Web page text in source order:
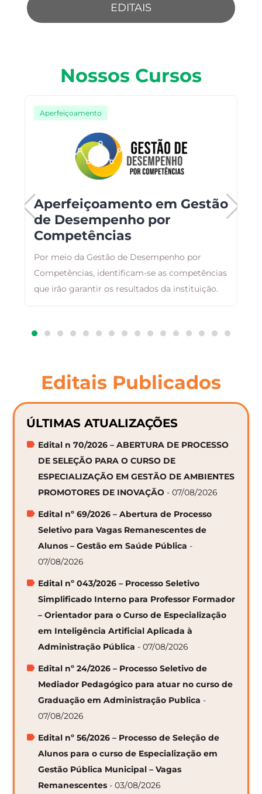
EDITAIS
Nossos Cursos
Aperfeiçoamento
Aperfeiçoamento em Gestão
de Desempenho por
Competências
Por meio da Gestão de Desempenho por
Competências, identificam-se as competências
que irão garantir os resultados da instituição.
Editais Publicados
ÚLTIMAS ATUALIZAÇÕES
Edital n 70/2026 – ABERTURA DE PROCESSO
DE SELEÇÃO PARA O CURSO DE
ESPECIALIZAÇÃO EM GESTÃO DE AMBIENTES
PROMOTORES DE INOVAÇÃO - 07/08/2026
Edital nº 69/2026 – Abertura de Processo
Seletivo para Vagas Remanescentes de
Alunos – Gestão em Saúde Pública -
07/08/2026
Edital nº 043/2026 – Processo Seletivo
Simplificado Interno para Professor Formador
– Orientador para o Curso de Especialização
em Inteligência Artificial Aplicada à
Administração Pública - 07/08/2026
Edital nº 24/2026 – Processo Seletivo de
Mediador Pedagógico para atuar no curso de
Graduação em Administração Publica -
07/08/2026
Edital nº 56/2026 – Processo de Seleção de
Alunos para o curso de Especialização em
Gestão Pública Municipal – Vagas
Remanescentes - 03/08/2026